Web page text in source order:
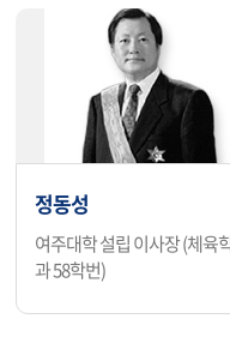
정동성
여주대학 설립 이사장 (체육
과 58학번)